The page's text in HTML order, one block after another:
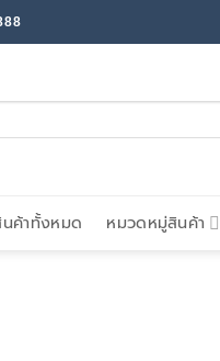
นค้าทั้งหมด หมวดหมู่สินค้า